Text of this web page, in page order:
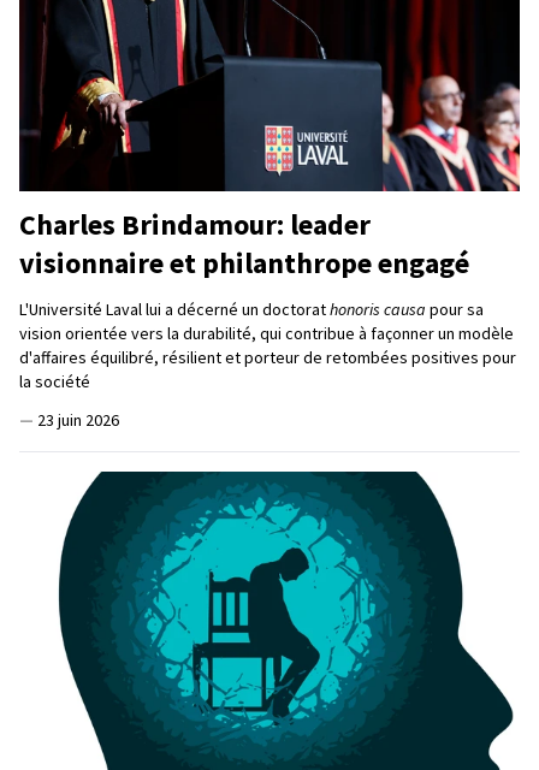
Charles Brindamour: leader
visionnaire et philanthrope engagé
L'Université Laval lui a décerné un doctorathonoris causa pour sa
vision orientée vers la durabilité, qui contribue à façonner un modèle
d'affaires équilibré, résilient et porteur de retombées positives pour
la société
— 23 juin 2026